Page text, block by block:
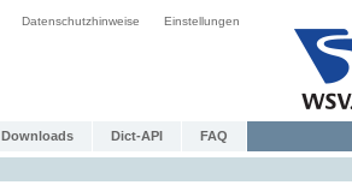
Datenschutzhinweise Einstellungen
Downloads Dict-API FAQ